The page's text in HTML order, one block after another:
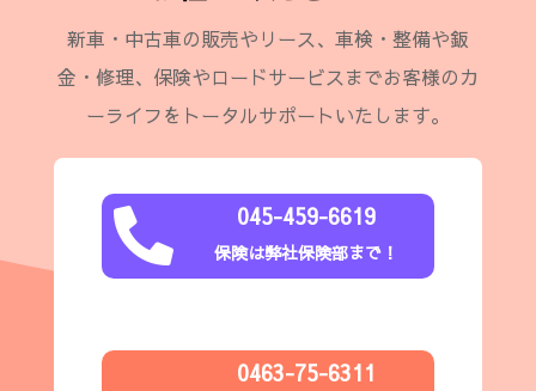
新車・中古車の販売やリース、車検・整備や鈑
金・修理、保険やロードサービスまでお客様のカ
ーライフをトータルサポートいたします。
 045-459-6619
保険は弊社保険部まで！
0463-75-6311